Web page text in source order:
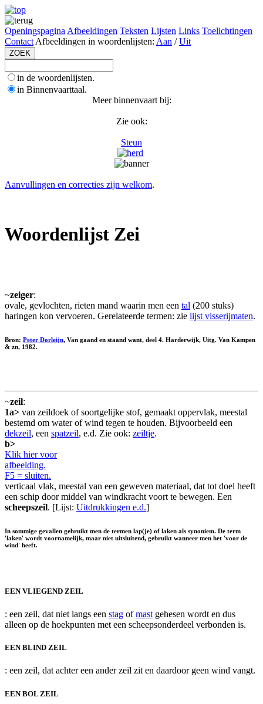
Openingspagina Afbeeldingen Teksten Lijsten Links Toelichtingen
Contact Afbeeldingen in woordenlijsten: Aan /Uit
in de woordenlijsten.
in Binnenvaarttaal.
Meer binnenvaart bij:
Zie ook:
Steun
Aanvullingen en correcties zijn welkom.
Woordenlijst Zei
~zeiger:
ovale, gevlochten, rieten mand waarin men een tal (200 stuks)
haringen kon vervoeren. Gerelateerde termen: zie lijst visserijmaten.
Bron: Peter Dorleijn, Van gaand en staand want, deel 4. Harderwijk, Uitg. Van Kampen
& zn, 1982.
~zeil:
1a> van zeildoek of soortgelijke stof, gemaakt oppervlak, meestal
bestemd om water of wind tegen te houden. Bijvoorbeeld een
dekzeil, een spatzeil, e.d. Zie ook: zeiltje.
b>
Klik hier voor
afbeelding.
F5 = sluiten.
verticaal vlak, meestal van een geweven materiaal, dat tot doel heeft
een schip door middel van windkracht voort te bewegen. Een
scheepszeil. [Lijst: Uitdrukkingen e.d.]
In sommige gevallen gebruikt men de termen lap(je) of laken als synoniem. De term
'laken' wordt voornamelijk, maar niet uitsluitend, gebruikt wanneer men het 'voor de
wind' heeft.
EEN VLIEGEND ZEIL
: een zeil, dat niet langs een stag ofmast gehesen wordt en dus
alleen op de hoekpunten met een scheepsonderdeel verbonden is.
EEN BLIND ZEIL
: een zeil, dat achter een ander zeil zit en daardoor geen wind vangt.
EEN BOL ZEIL